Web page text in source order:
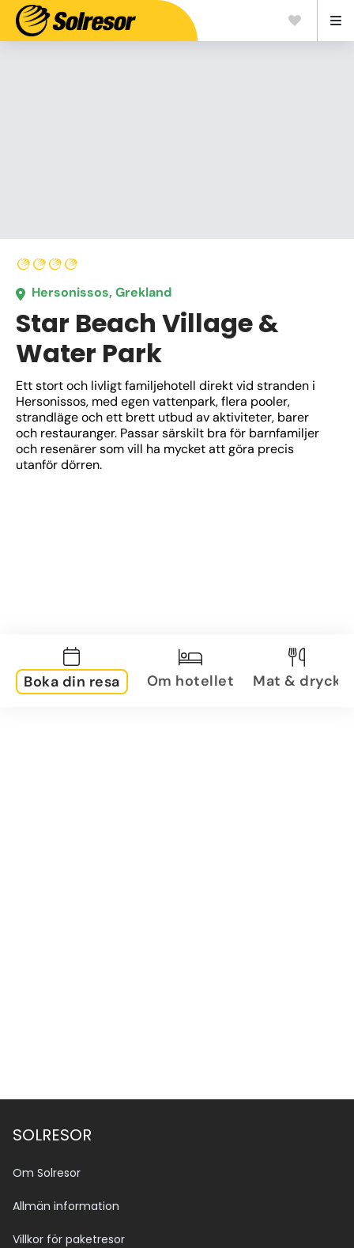
Hersonissos, Grekland
Star Beach Village &
Water Park
Ett stort och livligt familjehotell direkt vid stranden i
Hersonissos, med egen vattenpark, flera pooler,
strandläge och ett brett utbud av aktiviteter, barer
och restauranger. Passar särskilt bra för barnfamiljer
och resenärer som vill ha mycket att göra precis
utanför dörren.
Boka din resa Om hotellet Mat & dryck
SOLRESOR
Om Solresor
Allmän information
Villkor för paketresor